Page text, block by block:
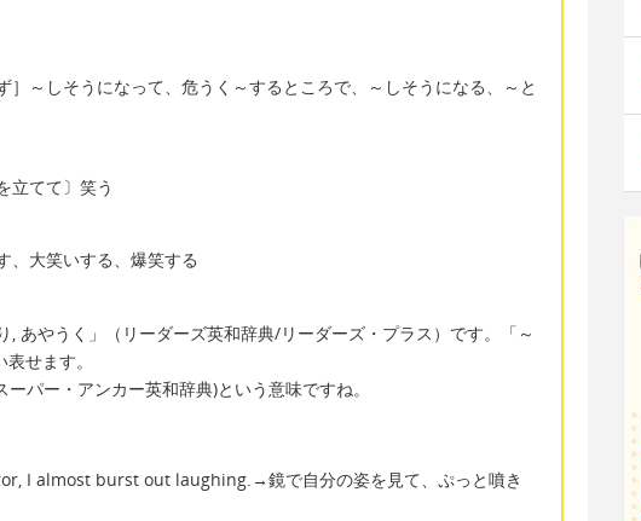
］～しそうになって、危うく～するところで、～しそうになる、～と
立てて〕笑う
、大笑いする、爆笑する
あやうく」（リーダーズ英和辞典/リーダーズ・プラス）です。「～
せます。
パー・アンカー英和辞典)という意味ですね。
I almost burst out laughing.→鏡で自分の姿を見て、ぷっと噴き